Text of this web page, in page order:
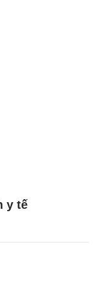
y tế